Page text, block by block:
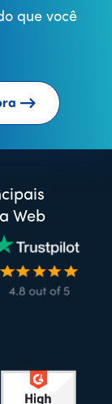
que você
Web